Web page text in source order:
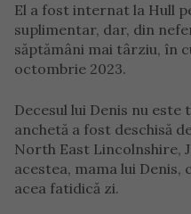
El a fost internat la Hull
suplimentar, dar, din
săptămâni mai târziu, în
octombrie 2023.
Decesul lui Denis nu
anchetă a fost deschisă
North East Lincolnshire,
acestea, mama lui
acea fatidică zi.